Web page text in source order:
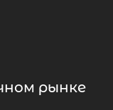
рынке